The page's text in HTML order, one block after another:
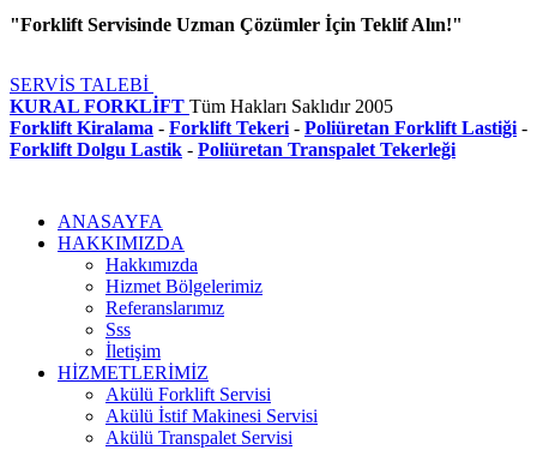
"Forklift Servisinde Uzman Çözümler İçin Teklif Alın!"
SERVİS TALEBİ
KURAL FORKLİFT Tüm Hakları Saklıdır 2005
Forklift Kiralama - Forklift Tekeri - Poliüretan Forklift Lastiği -
Forklift Dolgu Lastik - Poliüretan Transpalet Tekerleği
ANASAYFA
HAKKIMIZDA
Hakkımızda
Hizmet Bölgelerimiz
Referanslarımız
Sss
İletişim
HİZMETLERİMİZ
Akülü Forklift Servisi
Akülü İstif Makinesi Servisi
Akülü Transpalet Servisi